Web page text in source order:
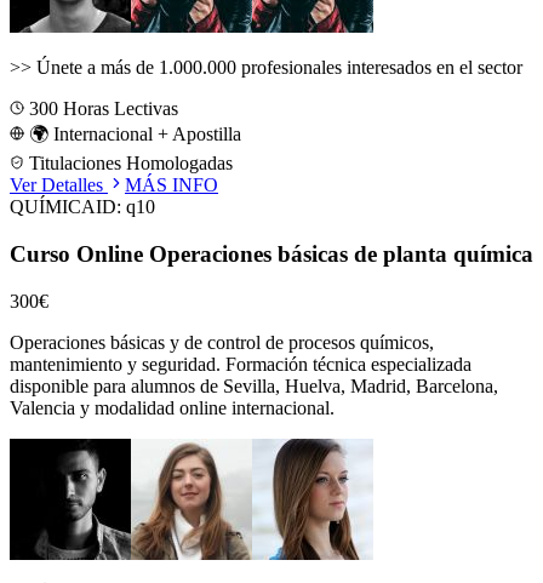
>> Únete a más de 1.000.000 profesionales interesados en el sector
300 Horas Lectivas
🌍 Internacional + Apostilla
Titulaciones Homologadas
Ver Detalles
MÁS INFO
QUÍMICAID: q10
Curso Online Operaciones básicas de planta química
300€
Operaciones básicas y de control de procesos químicos,
mantenimiento y seguridad. Formación técnica especializada
disponible para alumnos de Sevilla, Huelva, Madrid, Barcelona,
Valencia y modalidad online internacional.